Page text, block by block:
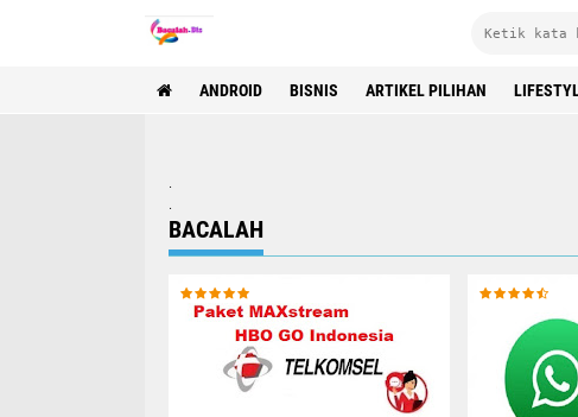
ANDROID BISNIS ARTIKEL PILIHAN
BACALAH